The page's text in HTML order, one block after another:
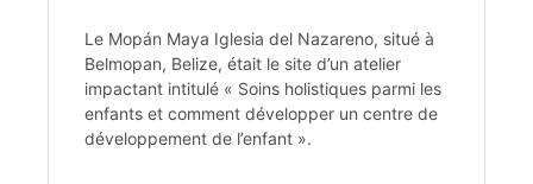
Le Mopán Maya Iglesia del Nazareno, situé à
Belmopan, Belize, était le site d’un atelier
impactant intitulé « Soins holistiques parmi les
enfants et comment développer un centre de
développement de l’enfant ».